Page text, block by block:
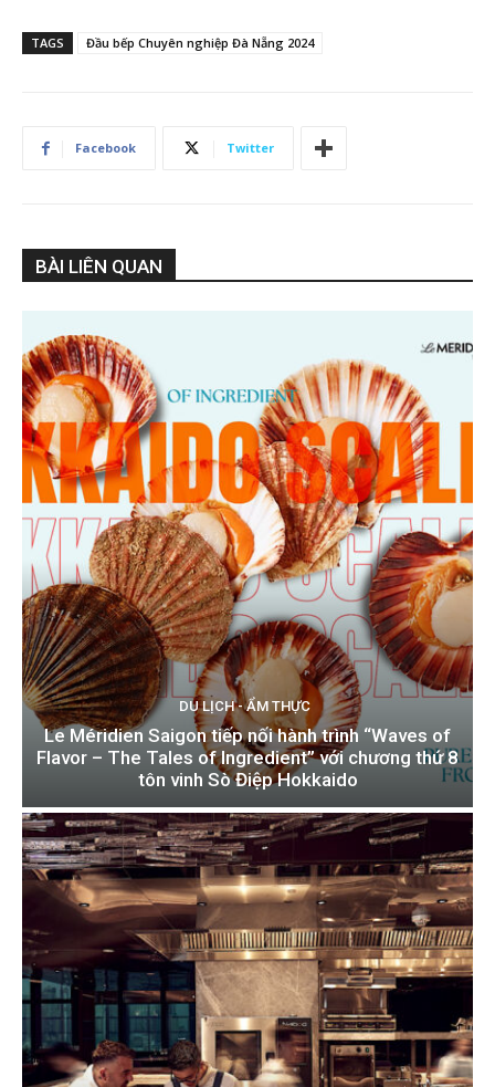
TAGS Đầu bếp Chuyên nghiệp Đà Nẵng 2024
Facebook Twitter
BÀI LIÊN QUAN
DU LỊCH - ẨM THỰC
Le Méridien Saigon tiếp nối hành trình “Waves of
Flavor – The Tales of Ingredient” với chương thứ 8
tôn vinh Sò Điệp Hokkaido